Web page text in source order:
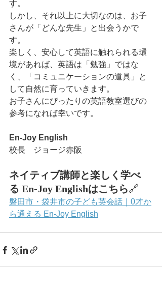
す。
しかし、それ以上に大切なのは、お子
さんが「どんな先生」と出会うかで
す。
楽しく、安心して英語に触れられる環
境があれば、英語は「勉強」ではな
く、「コミュニケーションの道具」と
して自然に育っていきます。
お子さんにぴったりの英語教室選びの
参考になれば幸いです。
En-Joy English
校長　ジョージ赤阪
ネイティブ講師と楽しく学べ
る En-Joy Englishはこちら🔗
磐田市・袋井市の子ども英会話｜0才か
ら通える En-Joy English